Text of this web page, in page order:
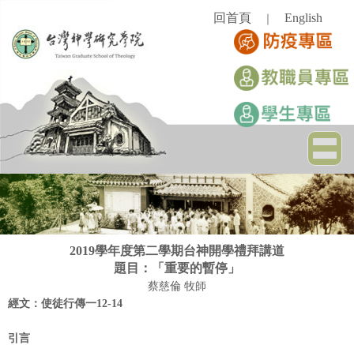
主
區
回首頁 English
2019學年度第二學期台神開學禮拜講道
題目：「重要的暫停」
蔡慈倫 牧師
經文：使徒行傳一12-14
引言